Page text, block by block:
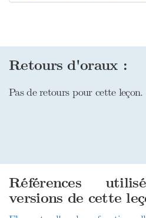
Retours d'oraux :
Pas de retours pour cette leçon.
Références
versions de cette